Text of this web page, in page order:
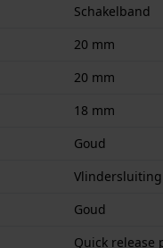
Schakelband
20 mm
20 mm
18 mm
Goud
Goud
Quick release